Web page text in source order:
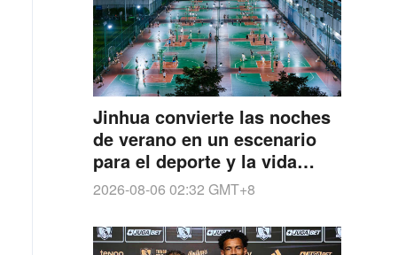
Jinhua convierte las noches
de verano en un escenario
para el deporte y la vida
activa
2026-08-06 02:32 GMT+8